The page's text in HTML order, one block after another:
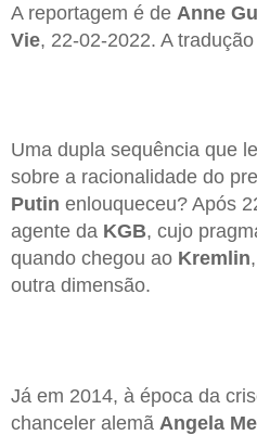
A reportagem é de Anne
Vie, 22-02-2022. A
Uma dupla sequência que
sobre a racionalidade do
Putin enlouqueceu? Após
agente da KGB, cujo
quando chegou ao Kremlin
outra dimensão.
Já em 2014, à época da
chanceler alemã Angela